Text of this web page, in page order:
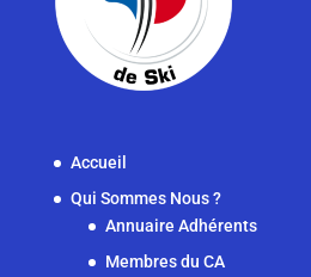
Accueil
Qui Sommes Nous ?
Annuaire Adhérents
Membres du CA